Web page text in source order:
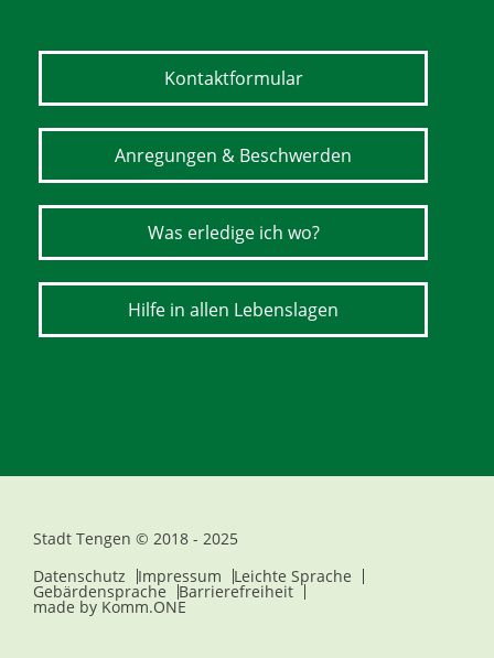
Kontaktformular
Anregungen & Beschwerden
Was erledige ich wo?
Hilfe in allen Lebenslagen
Stadt Tengen © 2018 - 2025
Datenschutz
Impressum Leichte Sprache
Gebärdensprache Barrierefreiheit
made by Komm.ONE